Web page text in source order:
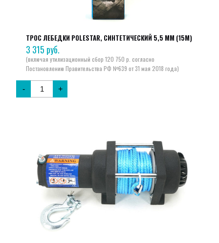
ТРОС ЛЕБЕДКИ POLESTAR, СИНТЕТИЧЕСКИЙ 5,5 ММ (15М)
3 315 руб.
- +